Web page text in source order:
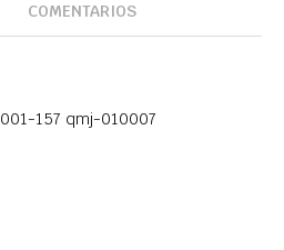
COMENTARIOS
157 qmj-010007